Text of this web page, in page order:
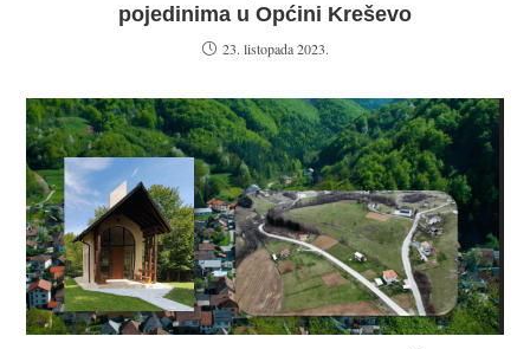
pojedinima u Općini Kreševo
23. listopada 2023.